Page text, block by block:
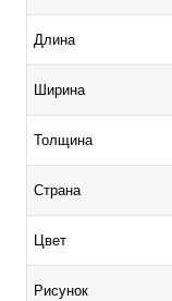
Длина
Ширина
Толщина
Страна
Цвет
Рисунок